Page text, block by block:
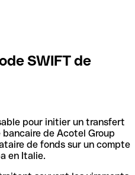
SWIFT de
pour initier un transfert
de Acotel Group
de fonds sur un compte
en Italie.